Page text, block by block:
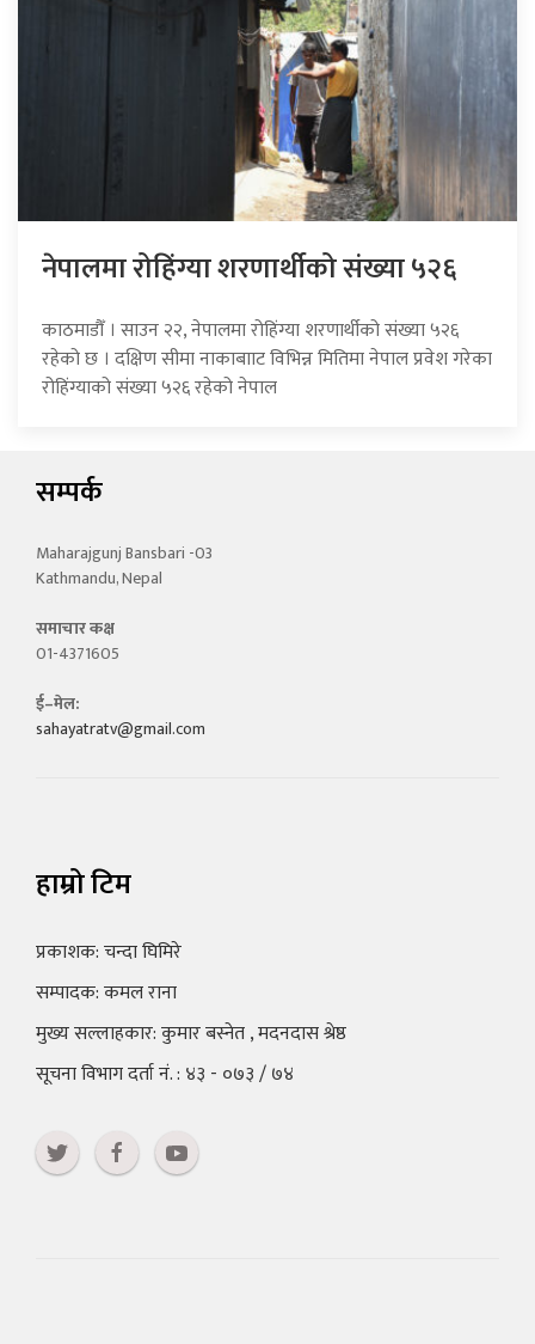
नेपालमा रोहिंग्या शरणार्थीको संख्या ५२६
काठमाडौँ । साउन २२, नेपालमा रोहिंग्या शरणार्थीको संख्या ५२६
रहेको छ । दक्षिण सीमा नाकाबााट विभिन्न मितिमा नेपाल प्रवेश गरेका
रोहिंग्याको संख्या ५२६ रहेको नेपाल
सम्पर्क
Maharajgunj Bansbari -03
Kathmandu, Nepal
समाचार कक्ष
01-4371605
ई–मेल:
sahayatratv@gmail.com
हाम्रो टिम
प्रकाशक: चन्दा घिमिरे
सम्पादक: कमल राना
मुख्य सल्लाहकार: कुमार बस्नेत , मदनदास श्रेष्ठ
सूचना विभाग दर्ता नं. : ४३ - ०७३ / ७४